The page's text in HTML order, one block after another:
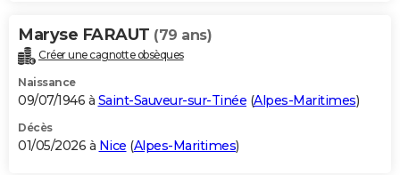
Maryse FARAUT (79 ans)
Créer une cagnotte obsèques
Naissance
09/07/1946 à Saint-Sauveur-sur-Tinée (Alpes-Maritimes)
Décès
01/05/2026 à Nice (Alpes-Maritimes)